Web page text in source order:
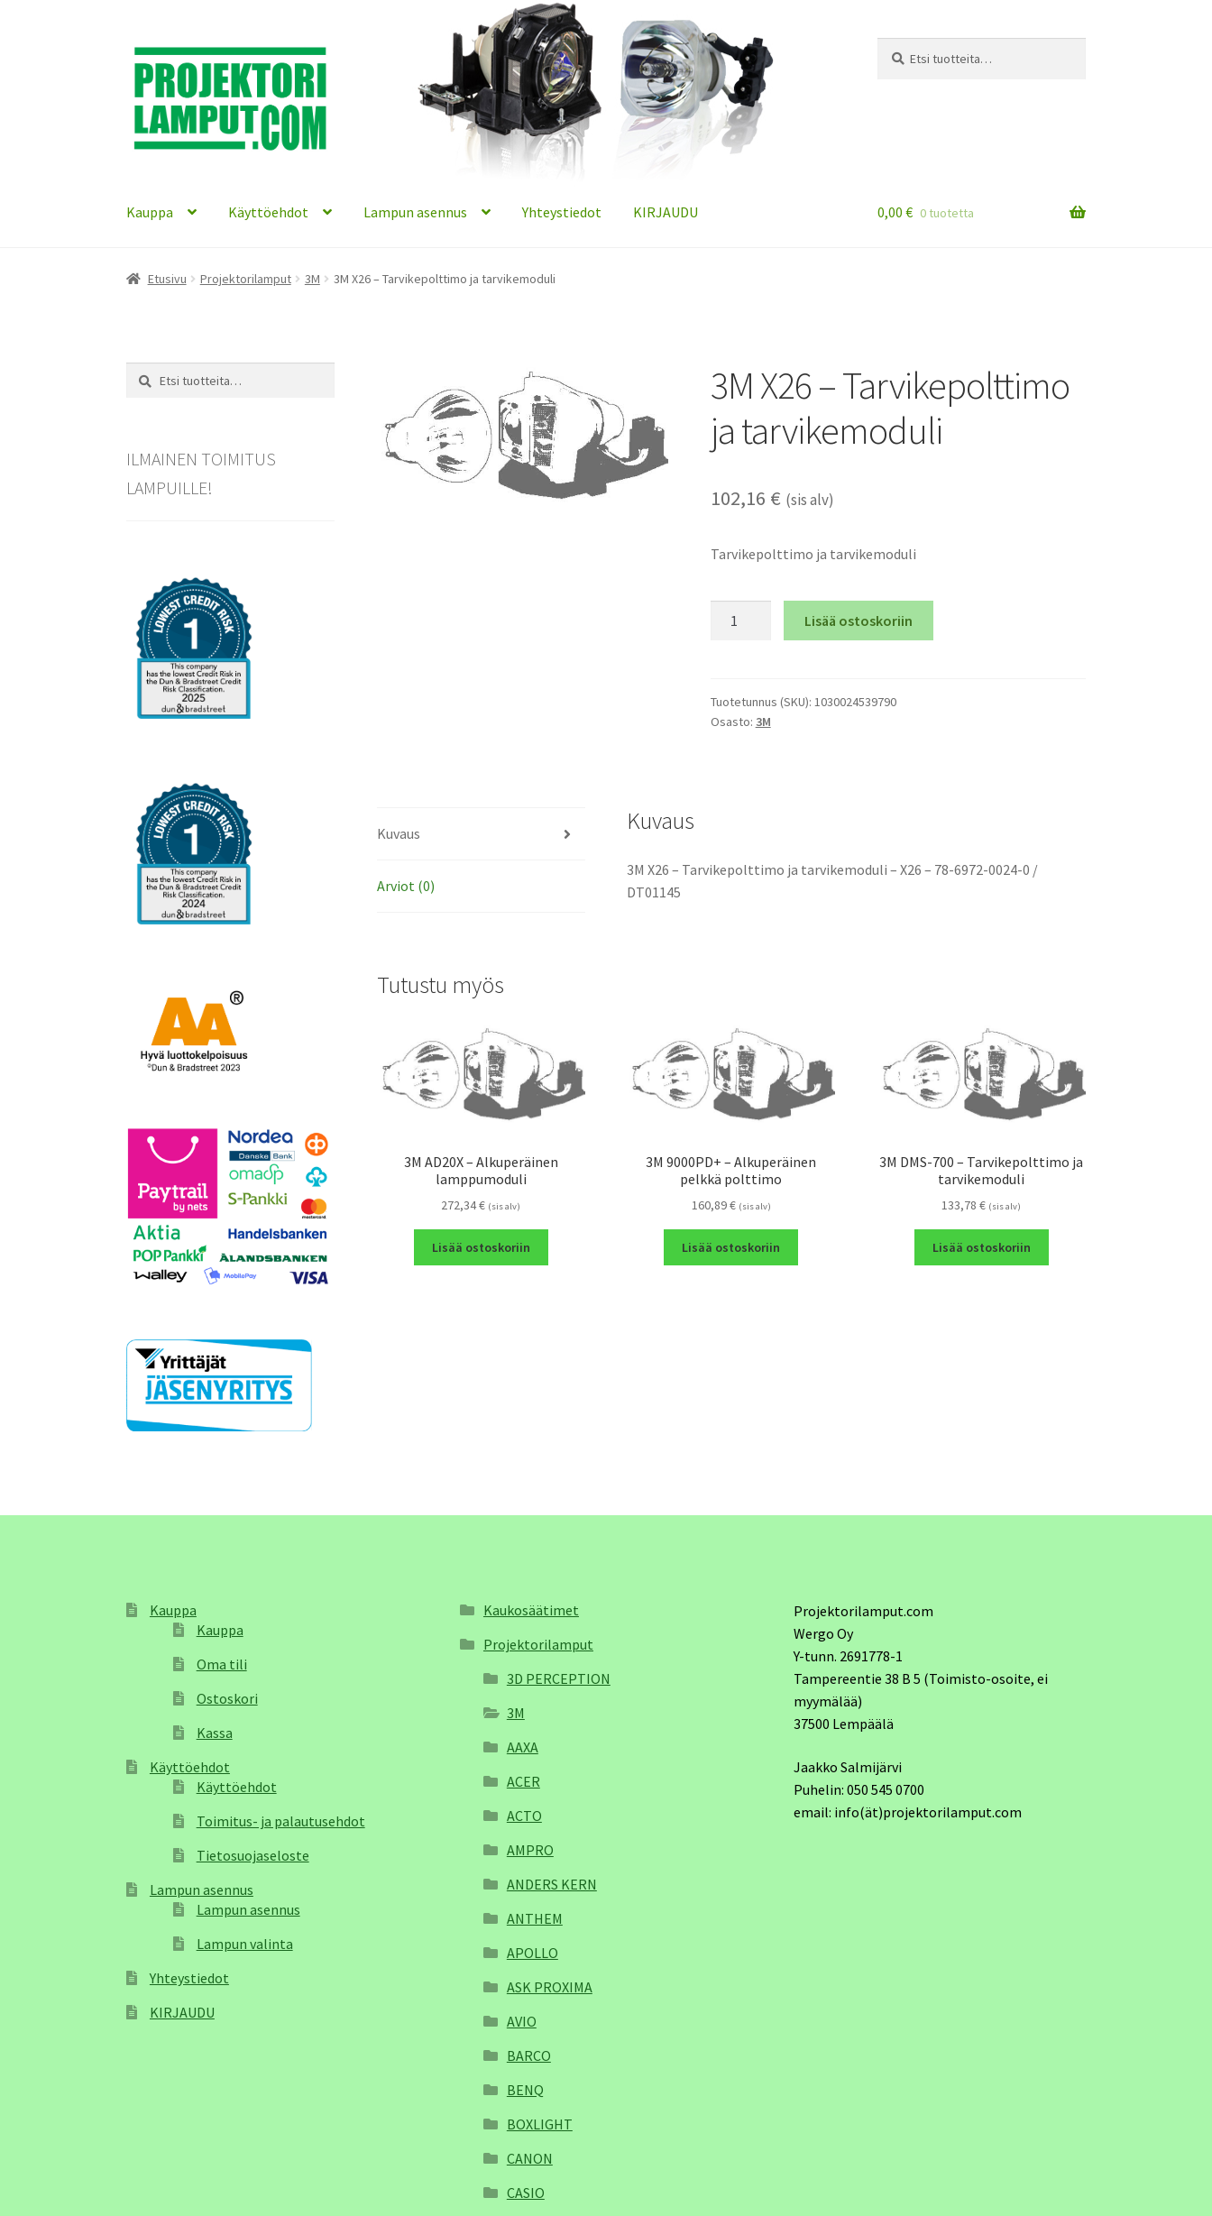
Siirry
navigointiin
Siirry
sisältöön
Kauppa Käyttöehdot Lampun asennus Yhteystiedot KIRJAUDU 0,00 € 0 tuotetta
Etusivu Projektorilamput 3M 3M X26 – Tarvikepolttimo ja tarvikemoduli
3M X26 – Tarvikepolttimo
ja tarvikemoduli
102,16 € (sis alv)
Tarvikepolttimo ja tarvikemoduli
ja
tarvikemoduli
Lisää ostoskoriin
Tuotetunnus (SKU): 1030024539790
Osasto: 3M
Kuvaus
Arviot (0)
Kuvaus
3M X26 – Tarvikepolttimo ja tarvikemoduli – X26 – 78-6972-0024-0 /
DT01145
Tutustu myös
3M AD20X – Alkuperäinen
lamppumoduli
272,34€ (sis alv)
Lisää ostoskoriin
3M 9000PD+ – Alkuperäinen
pelkkä polttimo
160,89€ (sis alv)
Lisää ostoskoriin
3M DMS-700 – Tarvikepolttimo ja
tarvikemoduli
133,78€ (sis alv)
Lisää ostoskoriin
Etsi:
Haku
ILMAINEN TOIMITUS
LAMPUILLE!
Kauppa
Kauppa
Oma tili
Ostoskori
Kassa
Käyttöehdot
Käyttöehdot
Toimitus- ja palautusehdot
Tietosuojaseloste
Lampun asennus
Lampun asennus
Lampun valinta
Yhteystiedot
KIRJAUDU
Kaukosäätimet
Projektorilamput
3D PERCEPTION
3M
AAXA
ACER
ACTO
AMPRO
ANDERS KERN
ANTHEM
APOLLO
ASK PROXIMA
AVIO
BARCO
BENQ
BOXLIGHT
CANON
CASIO
Projektorilamput.com
Wergo Oy
Y-tunn. 2691778-1
Tampereentie 38 B 5 (Toimisto-osoite, ei
myymälää)
37500 Lempäälä
Jaakko Salmijärvi
Puhelin: 050 545 0700
email: info(ät)projektorilamput.com